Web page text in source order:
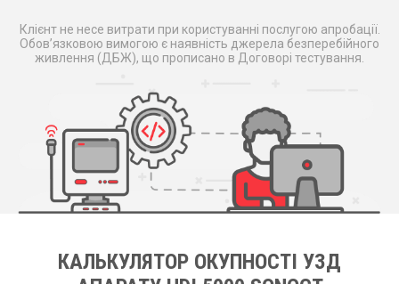
Клієнт не несе витрати при користуванні послугою апробації.
Обов’язковою вимогою є наявність джерела безперебійного
живлення (ДБЖ), що прописано в Договорі тестування.
КАЛЬКУЛЯТОР ОКУПНОСТІ УЗД